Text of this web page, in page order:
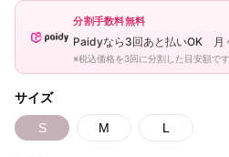
分割手数料無料
Paidyなら3回あと払いOK 月
※税込価格を3回に分割した目安額で
サイズ
S M L